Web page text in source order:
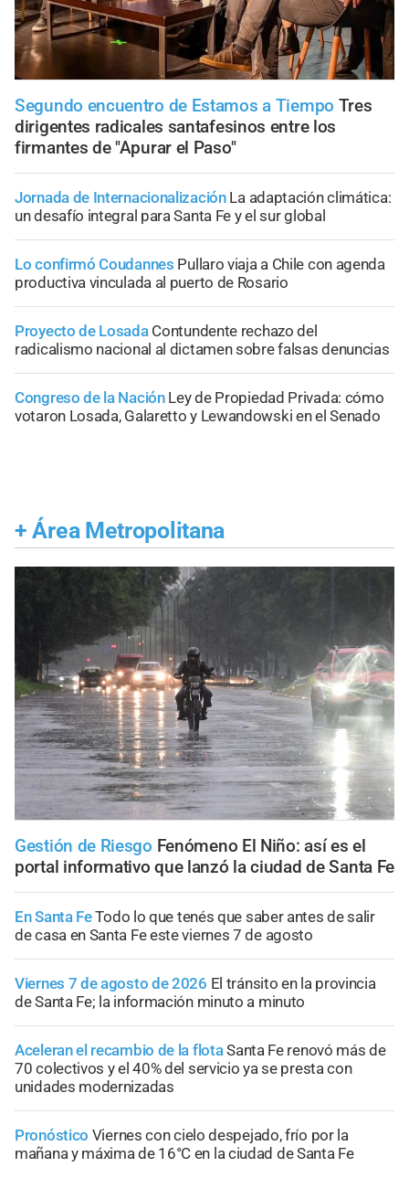
Segundo encuentro de Estamos a Tiempo Tres
dirigentes radicales santafesinos entre los
firmantes de "Apurar el Paso"
Jornada de Internacionalización La adaptación climática:
un desafío integral para Santa Fe y el sur global
Lo confirmó Coudannes Pullaro viaja a Chile con agenda
productiva vinculada al puerto de Rosario
Proyecto de Losada Contundente rechazo del
radicalismo nacional al dictamen sobre falsas denuncias
Congreso de la Nación Ley de Propiedad Privada: cómo
votaron Losada, Galaretto y Lewandowski en el Senado
+ Área Metropolitana
Gestión de Riesgo Fenómeno El Niño: así es el
portal informativo que lanzó la ciudad de Santa Fe
En Santa FeTodo lo que tenés que saber antes de salir
de casa en Santa Fe este viernes 7 de agosto
Viernes 7 de agosto de 2026 El tránsito en la provincia
de Santa Fe; la información minuto a minuto
Aceleran el recambio de la flotaSanta Fe renovó más de
70 colectivos y el 40% del servicio ya se presta con
unidades modernizadas
Pronóstico Viernes con cielo despejado, frío por la
mañana y máxima de 16°C en la ciudad de Santa Fe